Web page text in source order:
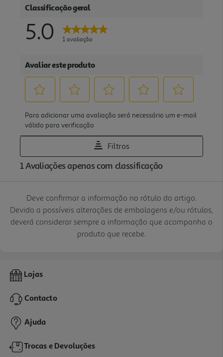
Deve confirmar a informação no rótulo do artigo.
Devido a possíveis alterações de embalagens e/ou rótulos,
deverá considerar sempre a informação que acompanha o
produto que recebe.
Lojas
Contacto
Ajuda
Trocas e Devoluções